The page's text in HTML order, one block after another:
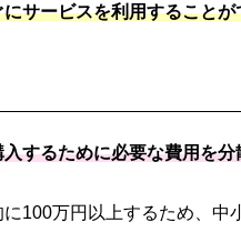
サービスを利用すること
するために必要な費用を
100万円以上するため、